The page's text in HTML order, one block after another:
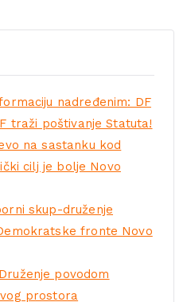
nadređenim: DF
traži poštivanje Statuta!
na sastanku kod
cilj je bolje Novo
skup-druženje
fronte Novo
povodom
prostora